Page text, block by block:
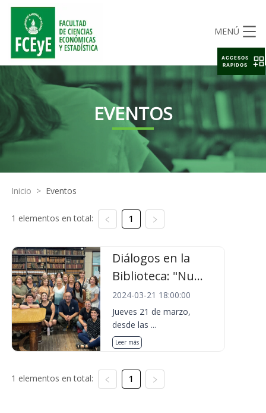
MENÚ
EVENTOS
Inicio > Eventos
1 elementos en total: 1
Diálogos en la
Biblioteca: "Nu...
2024-03-21 18:00:00
Jueves 21 de marzo,
desde las ...
Leer más
1 elementos en total: 1
ACCESOS
RAPIDOS